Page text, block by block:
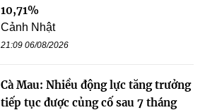
10,71%
Cảnh Nhật
21:09 06/08/2026
Cà Mau: Nhiều động lực tăng trưởng
tiếp tục được củng cố sau 7 tháng